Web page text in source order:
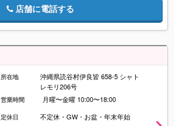
店舗に電話する
所在地
沖縄県読谷村伊良皆 658-5 シャト
レモリ206号
営業時間 月曜〜金曜 10:00〜18:00
定休日 不定休・GW・お盆・年末年始